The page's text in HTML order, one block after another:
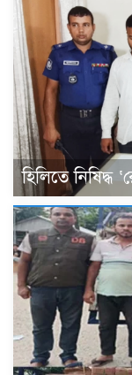
হিলিতে নিষিদ্ধ